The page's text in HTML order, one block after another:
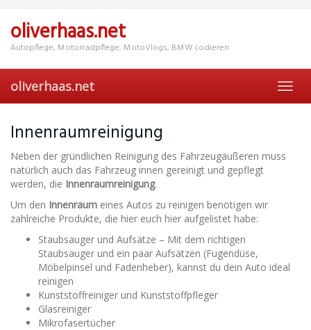
main
content
oliverhaas.net
Autopflege, Motorradpflege, MotoVlogs, BMW codieren
oliverhaas.net
Innenraumreinigung
Neben der gründlichen Reinigung des Fahrzeugäußeren muss
natürlich auch das Fahrzeug innen gereinigt und gepflegt
werden, die Innenraumreinigung.
Um den Innenraum eines Autos zu reinigen benötigen wir
zahlreiche Produkte, die hier euch hier aufgelistet habe:
Staubsauger und Aufsätze – Mit dem richtigen
Staubsauger und ein paar Aufsätzen (Fugendüse,
Möbelpinsel und Fadenheber), kannst du dein Auto ideal
reinigen
Kunststoffreiniger und Kunststoffpfleger
Glasreiniger
Mikrofasertücher